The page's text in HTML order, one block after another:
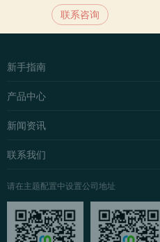
联系咨询
新手指南
购买流程
常见问题
产品中心
企业站主题
营销主题
新闻资讯
行业新闻
公益活动
联系我们
联系我们
售后服务
请在主题配置中设置公司地址